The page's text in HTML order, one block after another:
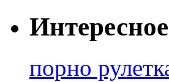
Интересное
порно